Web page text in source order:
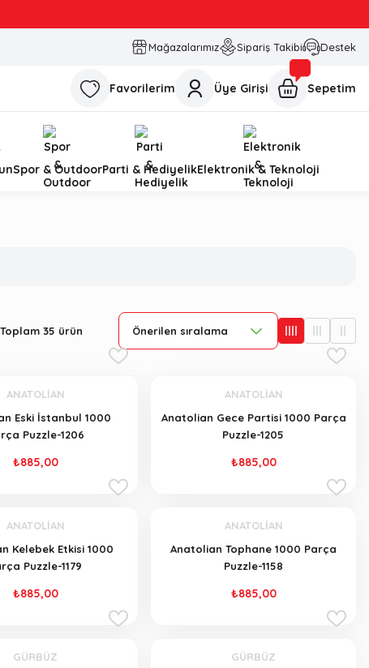
Mağazalarımız Sipariş Takibi Destek
Favorilerim Üye Girişi Sepetim
Spor & OutdoorParti & HediyelikElektronik & Teknoloji
Toplam 35 ürün
ANATOLİAN
Eski İstanbul 1000
Puzzle-1206
₺885,00
ANATOLİAN
Anatolian Gece Partisi 1000 Parça
Puzzle-1205
₺885,00
ANATOLİAN
Kelebek Etkisi 1000
Puzzle-1179
₺885,00
ANATOLİAN
Anatolian Tophane 1000 Parça
Puzzle-1158
₺885,00
GÜRBÜZ
GÜRBÜZ